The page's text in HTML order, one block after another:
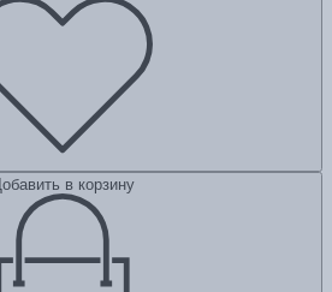
в корзину